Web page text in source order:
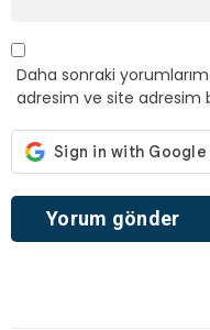
Daha sonraki
adresim ve site adresim